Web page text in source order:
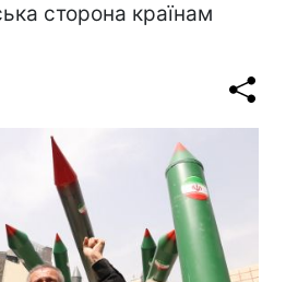
сторона країнам